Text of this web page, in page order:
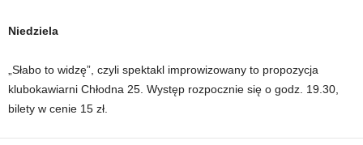
Niedziela
„Słabo to widzę”, czyli spektakl improwizowany to propozycja
klubokawiarni Chłodna 25. Występ rozpocznie się o godz. 19.30,
bilety w cenie 15 zł.